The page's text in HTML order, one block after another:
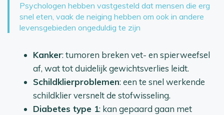
Psychologen hebben vastgesteld dat mensen die erg
snel eten, vaak de neiging hebben om ook in andere
levensgebieden ongeduldig te zijn
Kanker: tumoren breken vet- en spierweefsel
af, wat tot duidelijk gewichtsverlies leidt.
Schildklierproblemen: een te snel werkende
schildklier versnelt de stofwisseling.
Diabetes type 1: kan gepaard gaan met